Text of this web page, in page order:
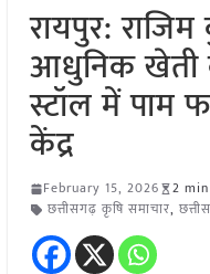
रायपुर:
आधुनिक खेती
स्टॉल में पाम
केंद्र
February 15, 2026
2
छत्तीसगढ़ कृषि समाचार,